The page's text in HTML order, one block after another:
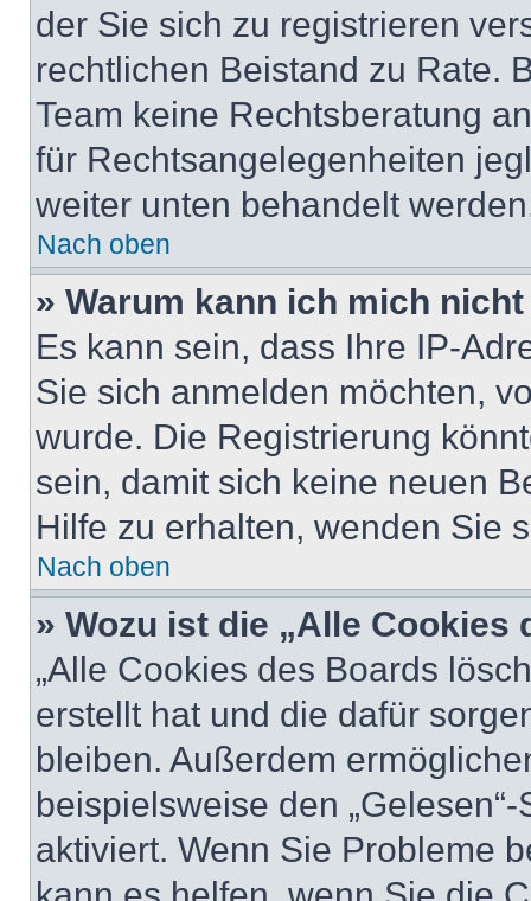
der Sie sich zu registrieren
rechtlichen Beistand zu Rate.
Team keine Rechtsberatung
für Rechtsangelegenheiten
weiter unten behandelt
Nach oben
» Warum kann ich mich
Es kann sein, dass Ihre IP-
Sie sich anmelden möchten,
wurde. Die Registrierung
sein, damit sich keine neuen
Hilfe zu erhalten, wenden Sie
Nach oben
» Wozu ist die „Alle
„Alle Cookies des Boards
erstellt hat und die dafür
bleiben. Außerdem
beispielsweise den
aktiviert. Wenn Sie Probleme